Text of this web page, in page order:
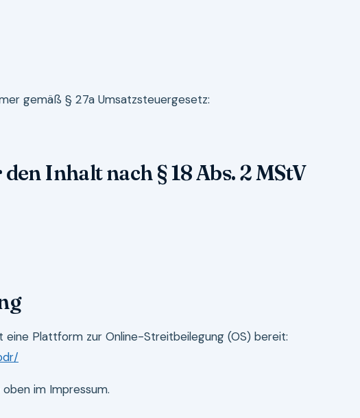
gemäß § 27a Umsatzsteuergesetz:
Inhalt nach § 18 Abs. 2 MStV
eine Plattform zur Online-Streitbeilegung (OS) bereit:
im Impressum.